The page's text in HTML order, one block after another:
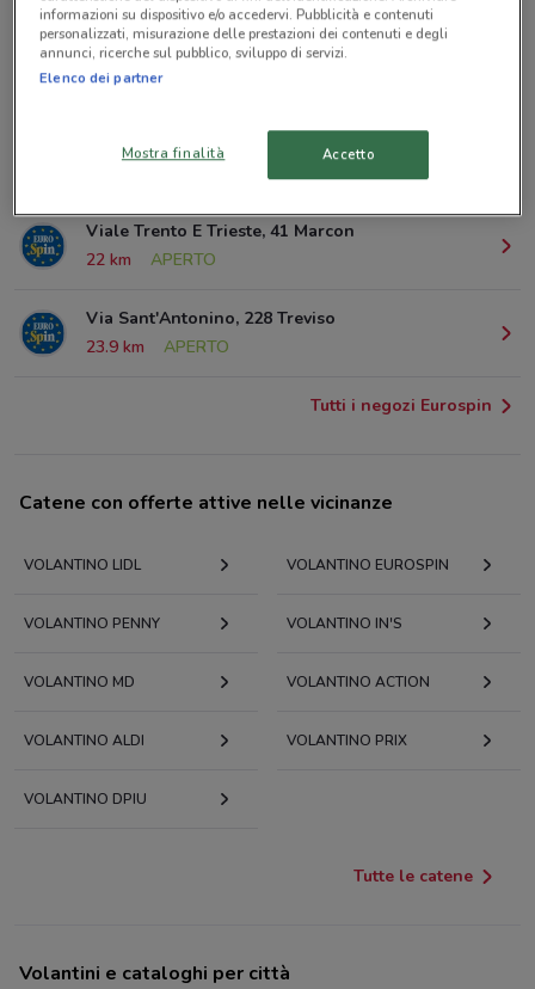
Via Nuova Trevigiana, 114 Casale Sul Sile
18.8 km
Via Fausta Cavallino Treporti
Viale Trento E Trieste, 41 Marcon
22 km
APERTO
Via Sant'Antonino, 228 Treviso
23.9 km
APERTO
Tutti i negozi Eurospin
Catene con offerte attive nelle vicinanze
VOLANTINO LIDL VOLANTINO EUROSPIN
VOLANTINO PENNY VOLANTINO IN'S
VOLANTINO MD VOLANTINO ACTION
VOLANTINO ALDI VOLANTINO PRIX
VOLANTINO DPIU
Tutte le catene
Volantini e cataloghi per città
informazioni su dispositivo e/o accedervi. Pubblicità e contenuti
personalizzati, misurazione delle prestazioni dei contenuti e degli
annunci, ricerche sul pubblico, sviluppo di servizi.
Elenco dei partner
Mostra finalità Accetto